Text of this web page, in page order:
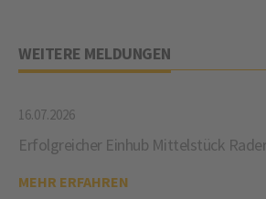
WEITERE MELDUNGEN
16.07.2026
Erfolgreicher Einhub Mittelstück
MEHR ERFAHREN